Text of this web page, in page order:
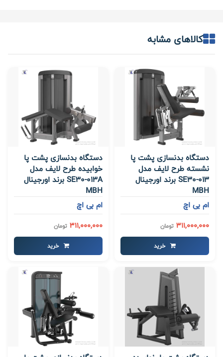
کالاهای مشابه
دستگاه بدنسازی پشت پا
نشسته طرح لایف مدل
SE30-013 برند اورجینال
MBH
ام بی اچ
311,000,000 تومان
خرید
دستگاه بدنسازی پشت پا
خوابیده طرح لایف مدل
SE30-013A برند اورجینال
MBH
ام بی اچ
311,000,000 تومان
خرید